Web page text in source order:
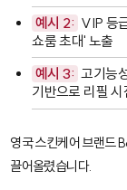
예시 2: VIP 등
쇼룸 초대' 노출
예시 3: 고기능
기반으로 리필
영국 스킨케어 브랜드
끌어올렸습니다.